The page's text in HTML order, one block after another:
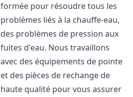
formée pour résoudre tous les
problèmes liés à la chauffe-eau,
des problèmes de pression aux
fuites d'eau. Nous travaillons
avec des équipements de pointe
et des pièces de rechange de
haute qualité pour vous assurer